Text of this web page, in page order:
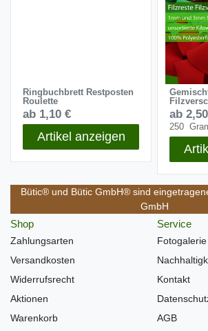
Ringbuchbrett Restposten
Roulette
ab 1,10 €
Artikel anzeigen
ab
250
Bütic® und Bütic GmbH® sind
GmbH
Shop
Zahlungsarten
Versandkosten
Widerrufsrecht
Aktionen
Warenkorb
Service
Fotogalerie
Kontakt
AGB